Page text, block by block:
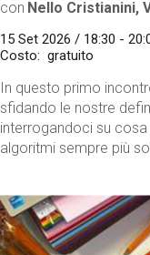
con Nello Cristianini,
15 Set 2026 / 18:30 -
Costo
gratuito
In questo primo
sfidando le nostre
interrogandoci su
algoritmi sempre più